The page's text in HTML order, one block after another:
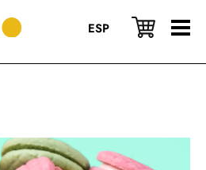
ESP